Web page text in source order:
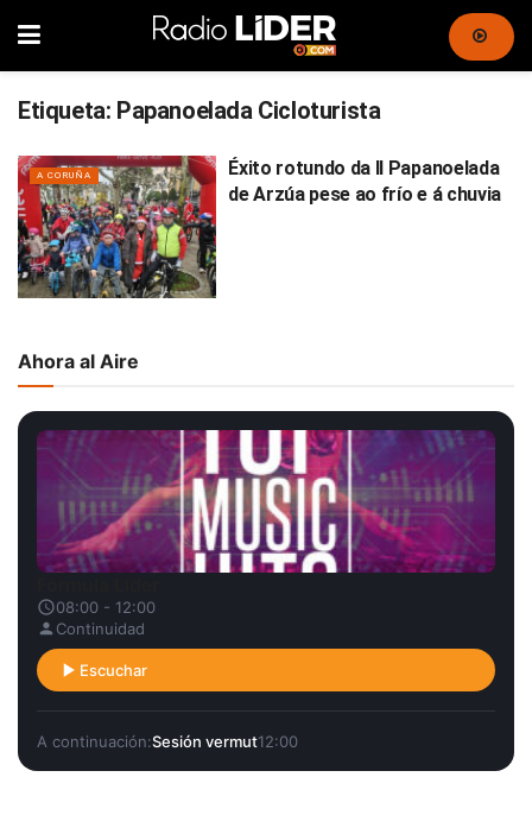
Etiqueta: Papanoelada Cicloturista
A CORUÑA
Éxito rotundo da II Papanoelada
de Arzúa pese ao frío e á chuvia
Ahora al Aire
08:00 - 12:00
Continuidad
Escuchar
A continuación:Sesión vermut12:00